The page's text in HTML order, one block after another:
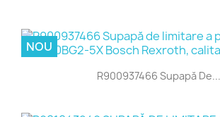
R900937466 Supapă De...
NOU